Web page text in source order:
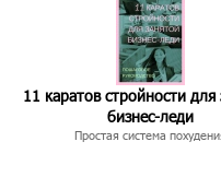
11 каратов стройности для
бизнес-леди
Простая система